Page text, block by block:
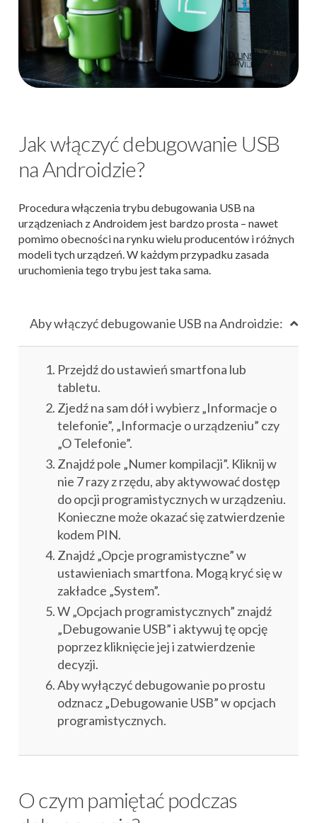
Jak włączyć debugowanie USB
na Androidzie?
Procedura włączenia trybu debugowania USB na
urządzeniach z Androidem jest bardzo prosta – nawet
pomimo obecności na rynku wielu producentów i różnych
modeli tych urządzeń. W każdym przypadku zasada
uruchomienia tego trybu jest taka sama.
Aby włączyć debugowanie USB na Androidzie:
Przejdź do ustawień smartfona lub
tabletu.
Zjedź na sam dół i wybierz „Informacje o
telefonie”, „Informacje o urządzeniu” czy
„O Telefonie”.
Znajdź pole „Numer kompilacji”. Kliknij w
nie 7 razy z rzędu, aby aktywować dostęp
do opcji programistycznych w urządzeniu.
Konieczne może okazać się zatwierdzenie
kodem PIN.
Znajdź „Opcje programistyczne” w
ustawieniach smartfona. Mogą kryć się w
zakładce „System”.
W „Opcjach programistycznych” znajdź
„Debugowanie USB” i aktywuj tę opcję
poprzez kliknięcie jej i zatwierdzenie
decyzji.
Aby wyłączyć debugowanie po prostu
odznacz „Debugowanie USB” w opcjach
programistycznych.
O czym pamiętać podczas